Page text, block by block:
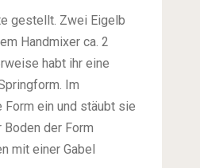
gestellt. Zwei Eigelb
Handmixer ca. 2
habt ihr eine
Im
ein und stäubt sie
der Form
mit einer Gabel